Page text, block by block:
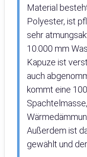
Material
Polyester, ist
sehr
10.000 mm
Kapuze ist
auch
kommt eine
Außerdem ist
gewählt und